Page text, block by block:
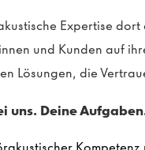
Expertise
und Kunden auf
Lösungen, die
uns. Deine